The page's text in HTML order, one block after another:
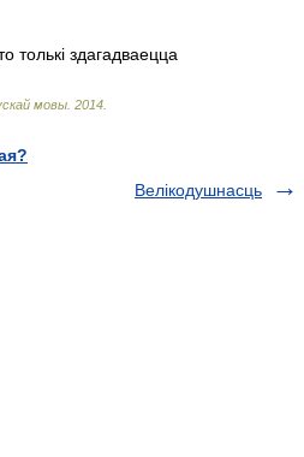
толькі здагадваецца
мовы 2014
Велікодушнасць